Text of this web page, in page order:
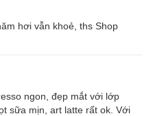
hơi vẫn khoẻ, ths Shop
ngon, đẹp mắt với lớp
sữa mịn, art latte rất ok. Với